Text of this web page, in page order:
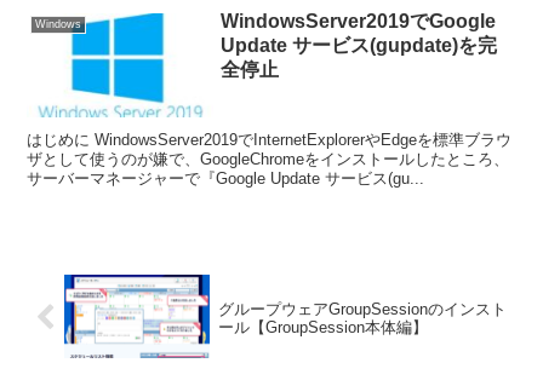
Windows
WindowsServer2019でGoogle
Update サービス(gupdate)を完
全停止
はじめに WindowsServer2019でInternetExplorerやEdgeを標準ブラウ
ザとして使うのが嫌で、GoogleChromeをインストールしたところ、
サーバーマネージャーで『Google Update サービス(gu...
グループウェアGroupSessionのインスト
ール【GroupSession本体編】